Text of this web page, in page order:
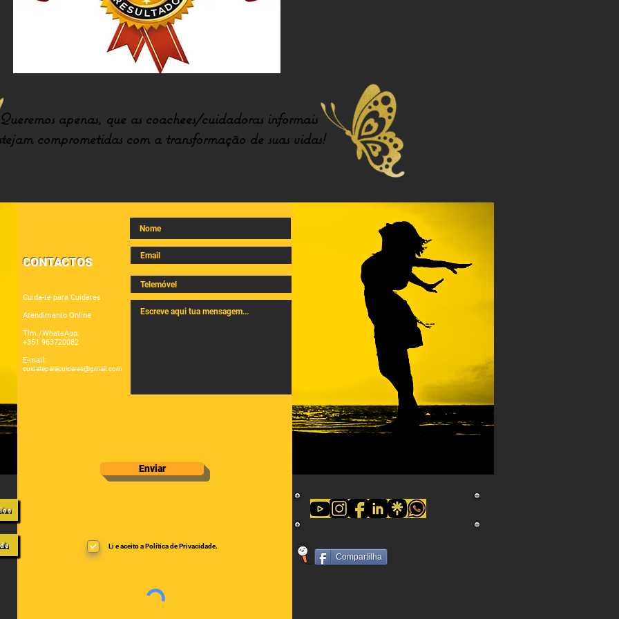
Queremos apenas, que as coachees/cuidadoras informais
comprometidas com a transformação de suas vidas!
CONTACTOS
Cuida-te para Cuidares
Atendimento Online
Tlm./WhatsApp:
+351 963720082
E-mail:
cuidateparacuidares@gmail.com
Enviar
Li e aceito a Política de Privacidade.
Compartilha